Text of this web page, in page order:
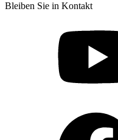
Bleiben Sie in Kontakt